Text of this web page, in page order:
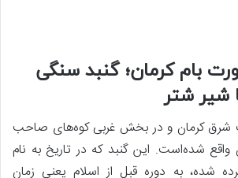
بام کرمان؛ گنبد سنگی
شیر شتر
شرق کرمان و در بخش غربی کوه‌های صاحب
واقع شده‌است. این گنبد که در تاریخ به نام
شده، به دوره قبل از اسلام یعنی زمان